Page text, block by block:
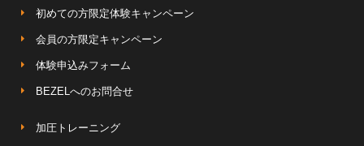
初めての方限定体験キャンペーン
会員の方限定キャンペーン
体験申込みフォーム
BEZELへのお問合せ
加圧トレーニング